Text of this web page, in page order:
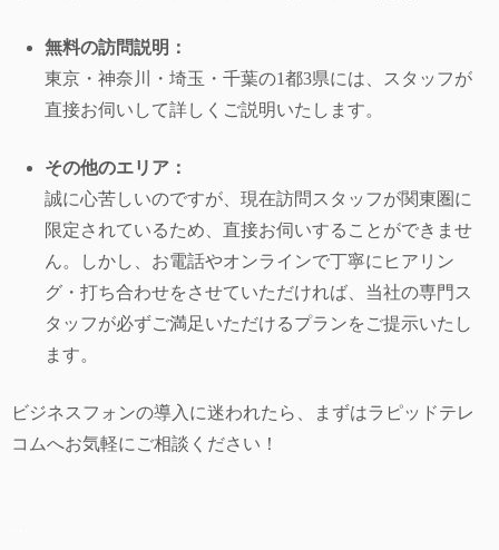
無料の訪問説明：
東京・神奈川・埼玉・千葉の1都3県には、スタッフが
直接お伺いして詳しくご説明いたします。
その他のエリア：
誠に心苦しいのですが、現在訪問スタッフが関東圏に
限定されているため、直接お伺いすることができませ
ん。しかし、お電話やオンラインで丁寧にヒアリン
グ・打ち合わせをさせていただければ、当社の専門ス
タッフが必ずご満足いただけるプランをご提示いたし
ます。
ビジネスフォンの導入に迷われたら、まずはラピッドテレ
コムへお気軽にご相談ください！